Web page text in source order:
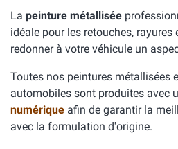
La peinture métallisée
idéale pour les retouches, rayures
redonner à votre véhicule un
Toutes nos peintures métallisées
automobiles sont produites avec
numérique afin de garantir la
avec la formulation d'origine.